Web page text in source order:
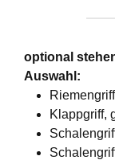
optional
Auswahl:
Klappgriff,